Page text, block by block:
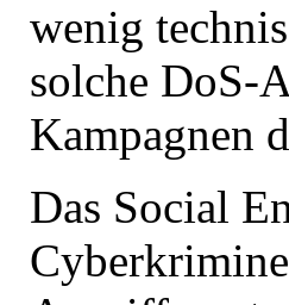
wenig
solche DoS-
Kampagnen
Das Social